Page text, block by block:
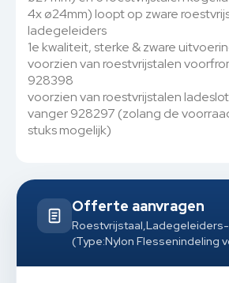
4x ø24mm) loopt op zware
ladegeleiders
1e kwaliteit, sterke & zware
voorzien van roestvrijstalen
928398
voorzien van roestvrijstalen
vanger 928297 (zolang de
stuks mogelijk)
Offerte aanvragen
(Type:Nylon Flessenindeling